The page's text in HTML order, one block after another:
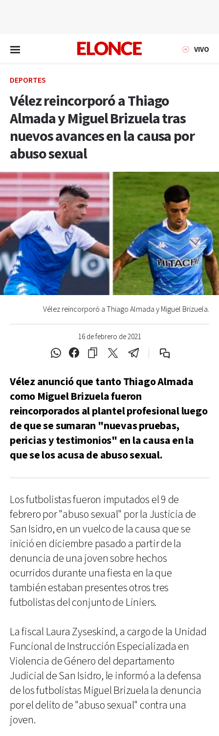
VIVO
DEPORTES
Vélez reincorporó a Thiago
Almada y Miguel Brizuela tras
nuevos avances en la causa por
abuso sexual
16 de febrero de 2021
Vélez reincorporó a Thiago Almada y Miguel Brizuela.
Vélez anunció que tanto Thiago Almada
como Miguel Brizuela fueron
reincorporados al plantel profesional luego
de que se sumaran "nuevas pruebas,
pericias y testimonios" en la causa en la
que se los acusa de abuso sexual.
Los futbolistas fueron imputados el 9 de
febrero por "abuso sexual" por la Justicia de
San Isidro, en un vuelco de la causa que se
inició en diciembre pasado a partir de la
denuncia de una joven sobre hechos
ocurridos durante una fiesta en la que
también estaban presentes otros tres
futbolistas del conjunto de Liniers.
La fiscal Laura Zyseskind, a cargo de la Unidad
Funcional de Instrucción Especializada en
Violencia de Género del departamento
Judicial de San Isidro, le informó a la defensa
de los futbolistas Miguel Brizuela la denuncia
por el delito de "abuso sexual" contra una
joven.